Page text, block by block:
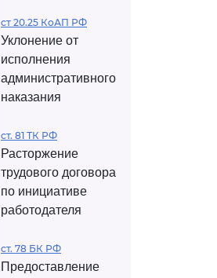
ст 20.25 КоАП РФ
Уклонение от
исполнения
административного
наказания
ст. 81 ТК РФ
Расторжение
трудового договора
по инициативе
работодателя
ст. 78 БК РФ
Предоставление